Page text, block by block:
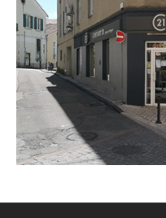
CENTURY
20